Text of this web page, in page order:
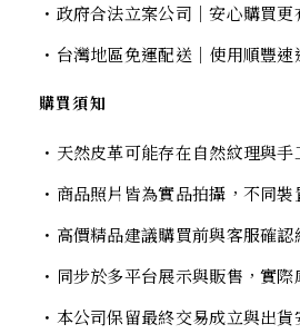
・政府合法立案公司｜安心購買更
・台灣地區免運配送｜使用順豐
購買須知
・天然皮革可能存在自然紋理與
・商品照片皆為實品拍攝，不同
・高價精品建議購買前與客服確
・同步於多平台展示與販售，實
・本公司保留最終交易成立與出